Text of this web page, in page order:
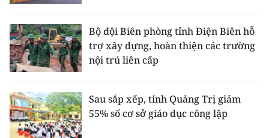
Bộ đội Biên phòng tỉnh Điện Biên hỗ
trợ xây dựng, hoàn thiện các trường
nội trú liên cấp
Sau sắp xếp, tỉnh Quảng Trị giảm
55% số cơ sở giáo dục công lập